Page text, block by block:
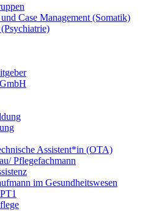
Case Management (Somatik)
Assistent*in (OTA)
Pflegefachmann
im Gesundheitswesen